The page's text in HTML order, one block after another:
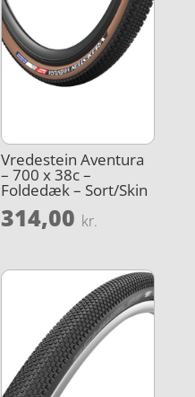
Vredestein Aventura
– 700 x 38c –
Foldedæk – Sort/Skin
314,00 kr.